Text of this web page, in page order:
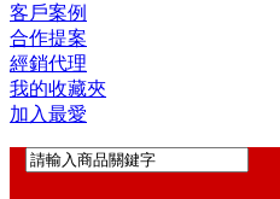
客戶案例
合作提案
經銷代理
我的收藏夾
加入最愛